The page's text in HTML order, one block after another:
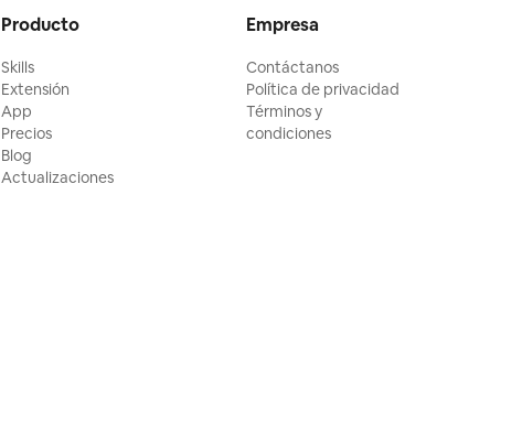
Producto
Skills
Extensión
App
Precios
Blog
Actualizaciones
Empresa
Contáctanos
Política de privacidad
Términos y
condiciones